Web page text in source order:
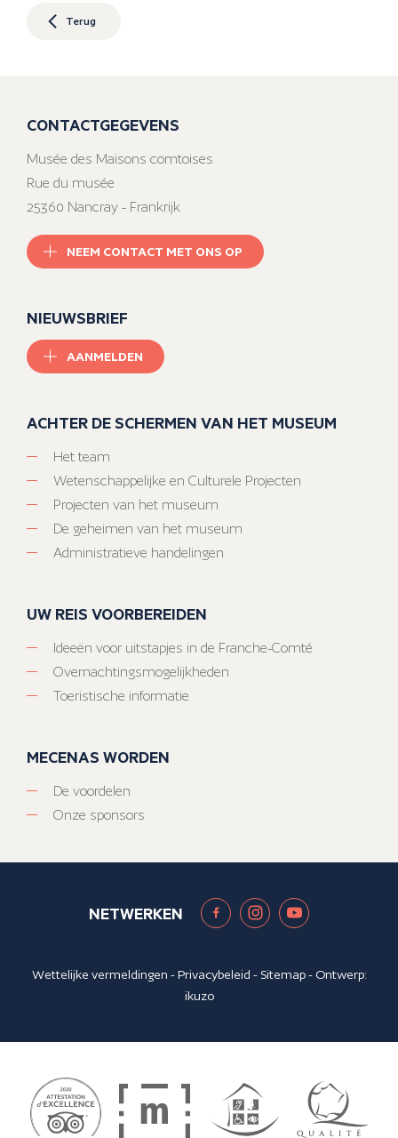
Terug
CONTACTGEGEVENS
Musée des Maisons comtoises
Rue du musée
25360 Nancray - Frankrijk
NEEM CONTACT MET ONS OP
NIEUWSBRIEF
AANMELDEN
ACHTER DE SCHERMEN VAN HET MUSEUM
Het team
Wetenschappelijke en Culturele Projecten
Projecten van het museum
De geheimen van het museum
Administratieve handelingen
UW REIS VOORBEREIDEN
Ideeën voor uitstapjes in de Franche-Comté
Overnachtingsmogelijkheden
Toeristische informatie
MECENAS WORDEN
De voordelen
Onze sponsors
NETWERKEN
Wettelijke vermeldingen -Privacybeleid - Sitemap- Ontwerp:
ikuzo